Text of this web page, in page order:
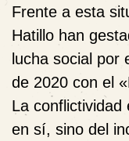
Frente a esta
Hatillo han
lucha social por
de 2020 con el
La conflictividad
en sí, sino del